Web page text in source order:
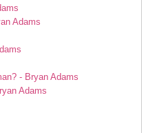
Adams
- Bryan Adams
Adams